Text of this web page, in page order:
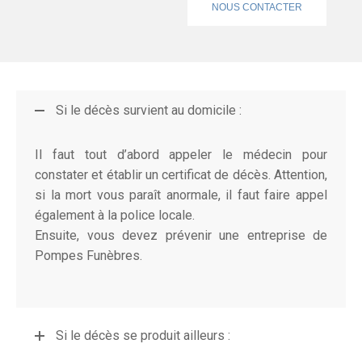
NOUS CONTACTER
Si le décès survient au domicile :
Il faut tout d’abord appeler le médecin pour
constater et établir un certificat de décès. Attention,
si la mort vous paraît anormale, il faut faire appel
également à la police locale.
Ensuite, vous devez prévenir une entreprise de
Pompes Funèbres.
Si le décès se produit ailleurs :